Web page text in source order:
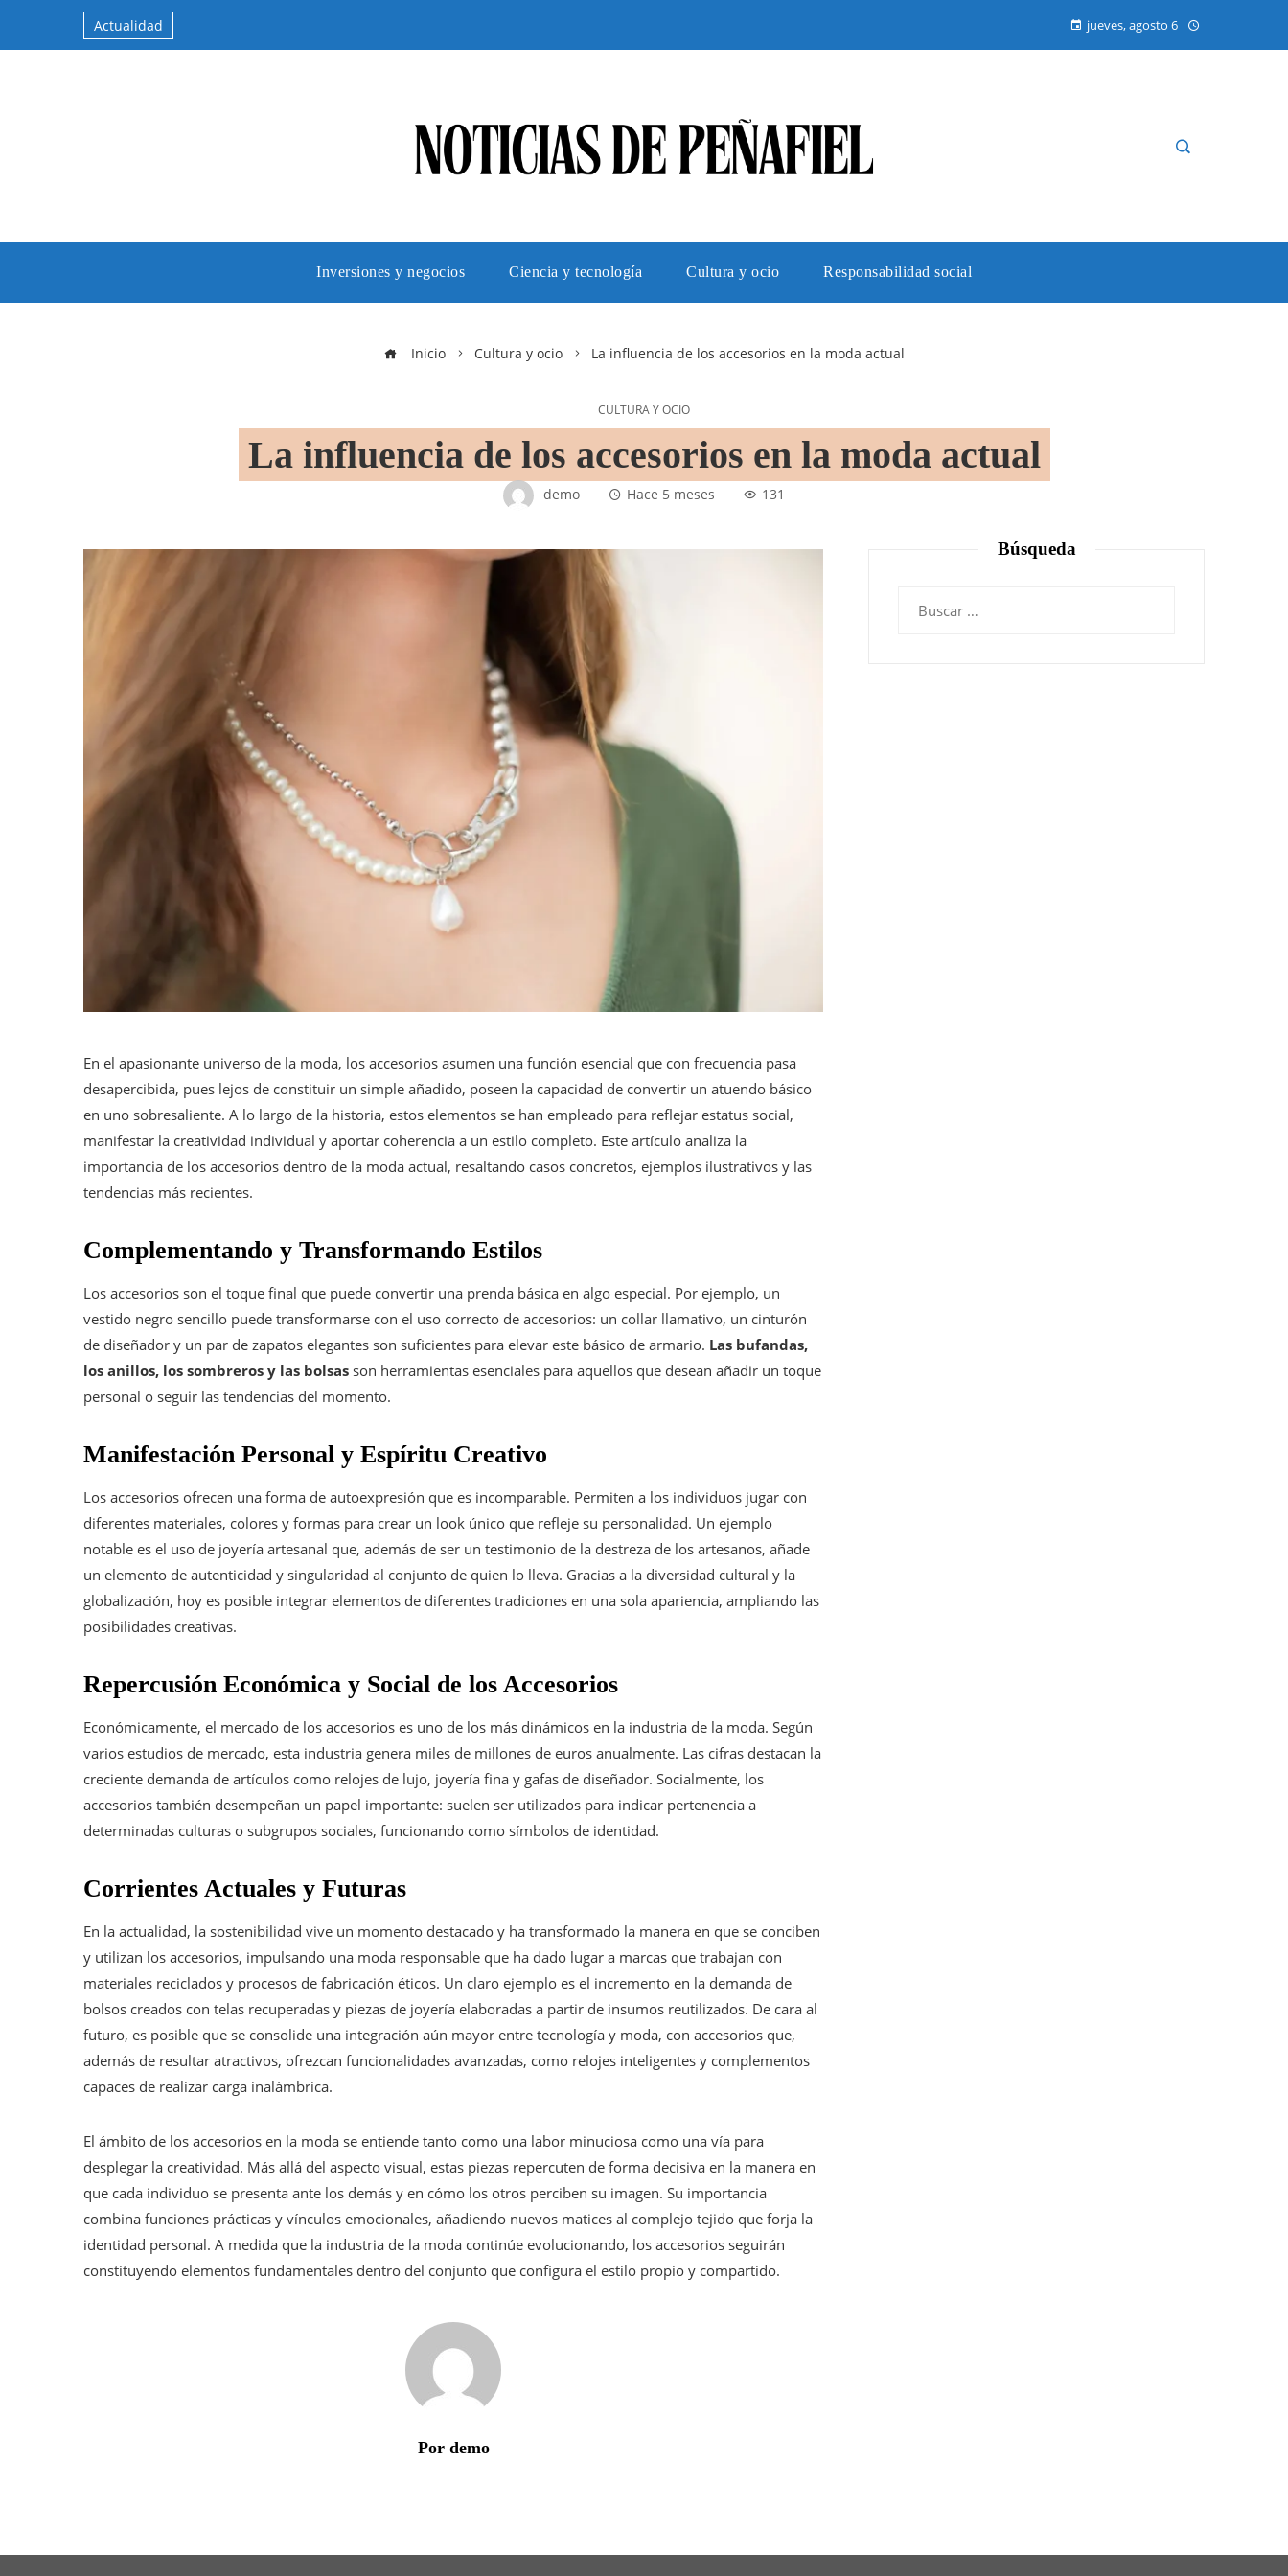
Actualidad jueves, agosto 6
Inversiones y negocios Ciencia y tecnología Cultura y ocio Responsabilidad social
Inicio Cultura y ocio La influencia de los accesorios en la moda actual
CULTURA Y OCIO
La influencia de los accesorios en la moda actual
demo Hace 5 meses 131
En el apasionante universo de la moda, los accesorios asumen una función esencial que con frecuencia pasa
desapercibida, pues lejos de constituir un simple añadido, poseen la capacidad de convertir un atuendo básico
en uno sobresaliente. A lo largo de la historia, estos elementos se han empleado para reflejar estatus social,
manifestar la creatividad individual y aportar coherencia a un estilo completo. Este artículo analiza la
importancia de los accesorios dentro de la moda actual, resaltando casos concretos, ejemplos ilustrativos y las
tendencias más recientes.
Complementando y Transformando Estilos
Los accesorios son el toque final que puede convertir una prenda básica en algo especial. Por ejemplo, un
vestido negro sencillo puede transformarse con el uso correcto de accesorios: un collar llamativo, un cinturón
de diseñador y un par de zapatos elegantes son suficientes para elevar este básico de armario. Las bufandas,
los anillos, los sombreros y las bolsas son herramientas esenciales para aquellos que desean añadir un toque
personal o seguir las tendencias del momento.
Manifestación Personal y Espíritu Creativo
Los accesorios ofrecen una forma de autoexpresión que es incomparable. Permiten a los individuos jugar con
diferentes materiales, colores y formas para crear un look único que refleje su personalidad. Un ejemplo
notable es el uso de joyería artesanal que, además de ser un testimonio de la destreza de los artesanos, añade
un elemento de autenticidad y singularidad al conjunto de quien lo lleva. Gracias a la diversidad cultural y la
globalización, hoy es posible integrar elementos de diferentes tradiciones en una sola apariencia, ampliando las
posibilidades creativas.
Repercusión Económica y Social de los Accesorios
Económicamente, el mercado de los accesorios es uno de los más dinámicos en la industria de la moda. Según
varios estudios de mercado, esta industria genera miles de millones de euros anualmente. Las cifras destacan la
creciente demanda de artículos como relojes de lujo, joyería fina y gafas de diseñador. Socialmente, los
accesorios también desempeñan un papel importante: suelen ser utilizados para indicar pertenencia a
determinadas culturas o subgrupos sociales, funcionando como símbolos de identidad.
Corrientes Actuales y Futuras
En la actualidad, la sostenibilidad vive un momento destacado y ha transformado la manera en que se conciben
y utilizan los accesorios, impulsando una moda responsable que ha dado lugar a marcas que trabajan con
materiales reciclados y procesos de fabricación éticos. Un claro ejemplo es el incremento en la demanda de
bolsos creados con telas recuperadas y piezas de joyería elaboradas a partir de insumos reutilizados. De cara al
futuro, es posible que se consolide una integración aún mayor entre tecnología y moda, con accesorios que,
además de resultar atractivos, ofrezcan funcionalidades avanzadas, como relojes inteligentes y complementos
capaces de realizar carga inalámbrica.
El ámbito de los accesorios en la moda se entiende tanto como una labor minuciosa como una vía para
desplegar la creatividad. Más allá del aspecto visual, estas piezas repercuten de forma decisiva en la manera en
que cada individuo se presenta ante los demás y en cómo los otros perciben su imagen. Su importancia
combina funciones prácticas y vínculos emocionales, añadiendo nuevos matices al complejo tejido que forja la
identidad personal. A medida que la industria de la moda continúe evolucionando, los accesorios seguirán
constituyendo elementos fundamentales dentro del conjunto que configura el estilo propio y compartido.
Por demo
Búsqueda